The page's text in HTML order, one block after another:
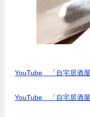
YouTube 「自宅居酒
YouTube 「自宅居酒屋